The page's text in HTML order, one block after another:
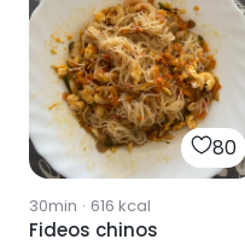
80
30min · 616 kcal
Fideos chinos